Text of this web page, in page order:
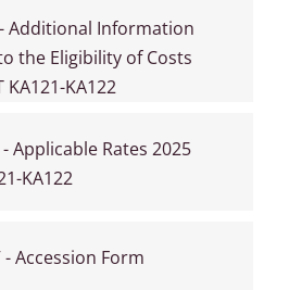
Additional Information
the Eligibility of Costs
KA121-KA122
Applicable Rates 2025
KA122
- Accession Form